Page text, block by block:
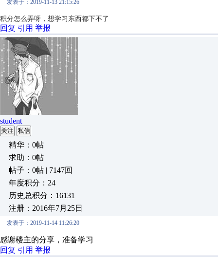
发表于：2019-11-13 21:15:26
积分怎么弄呀，想学习东西都下不了
回复 引用 举报
student
关注 私信
精华：0帖
求助：0帖
帖子：0帖 | 7147回
年度积分：24
历史总积分：16131
注册：2016年7月25日
发表于：2019-11-14 11:26:20
感谢楼主的分享，准备学习
回复 引用 举报